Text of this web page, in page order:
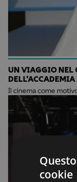
UN VIAGGIO NEL
Il cinema come
cookie